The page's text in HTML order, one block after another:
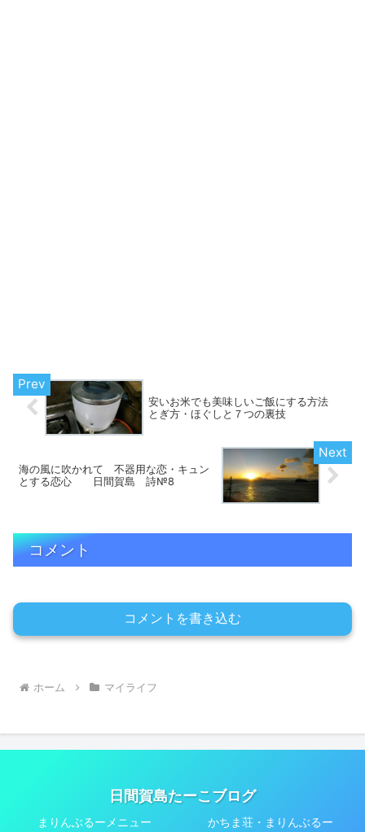
安いお米でも美味しいご飯にする方法
とぎ方・ほぐしと７つの裏技
海の風に吹かれて 不器用な恋・キュン
とする恋心 日間賀島 詩№8
コメント
コメントを書き込む
ホーム マイライフ
日間賀島たーこブログ
まりんぶるーメニュー
かちま荘・まりんぶるー